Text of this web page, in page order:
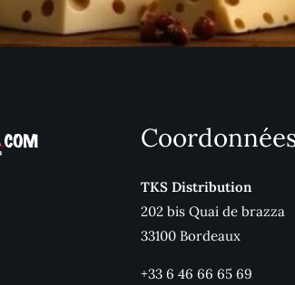
TKS Distribution
202 bis Quai de brazza
33100 Bordeaux
+33 6 46 66 65 69